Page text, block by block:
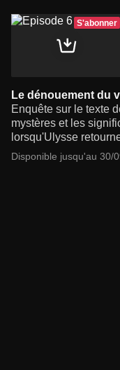
S'abonner
Le dénouement du
Enquête sur le texte
mystères et les
lorsqu'Ulysse
Disponible jusqu'au 30/